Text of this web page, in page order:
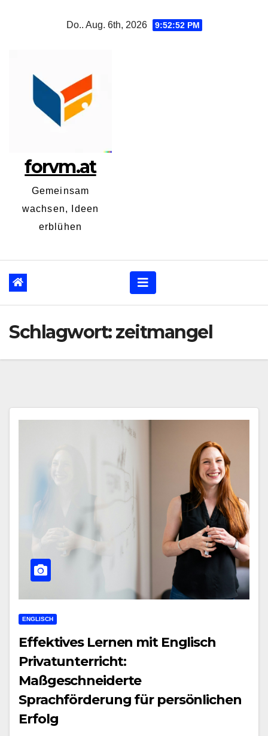
Do.. Aug. 6th, 2026 9:52:53 PM
forvm.at
Gemeinsam
wachsen, Ideen
erblühen
Schlagwort:zeitmangel
ENGLISCH
Effektives Lernen mit Englisch
Privatunterricht:
Maßgeschneiderte
Sprachförderung für persönlichen
Erfolg